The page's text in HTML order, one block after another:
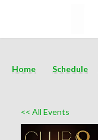
Home Schedule
<< All Events